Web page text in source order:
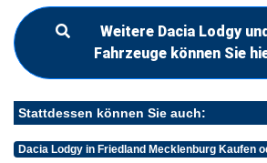
Weitere Dacia Lodgy
Fahrzeuge können Sie
Stattdessen können Sie auch:
Dacia Lodgy in Friedland Mecklenburg Kaufen